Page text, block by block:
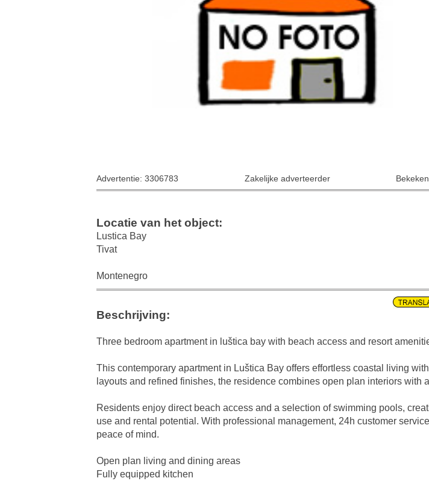
Advertentie: 3306783 Zakelijke adverteerder
Locatie van het object:
Lustica Bay
Tivat
Montenegro
Beschrijving:
Three bedroom apartment in luštica bay with beach access and resort
This contemporary apartment in Luštica Bay offers effortless coastal living
layouts and refined finishes, the residence combines open plan interiors
Residents enjoy direct beach access and a selection of swimming pools,
use and rental potential. With professional management, 24h customer
peace of mind.
Open plan living and dining areas
Fully equipped kitchen